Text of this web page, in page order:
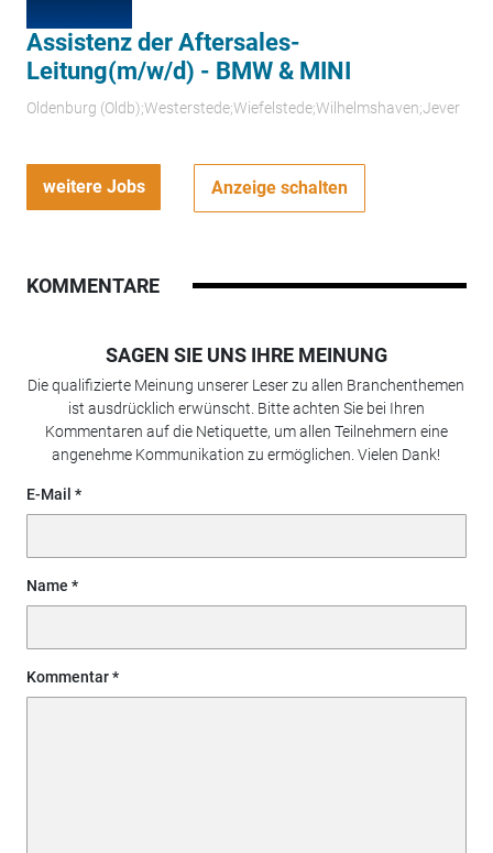
Assistenz der Aftersales-
Leitung(m/w/d) - BMW & MINI
Oldenburg (Oldb);Westerstede;Wiefelstede;Wilhelmshaven;Jever
weitere Jobs Anzeige schalten
KOMMENTARE
SAGEN SIE UNS IHRE MEINUNG
Die qualifizierte Meinung unserer Leser zu allen Branchenthemen
ist ausdrücklich erwünscht. Bitte achten Sie bei Ihren
Kommentaren auf die Netiquette, um allen Teilnehmern eine
angenehme Kommunikation zu ermöglichen. Vielen Dank!
E-Mail
Name
Kommentar